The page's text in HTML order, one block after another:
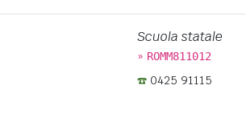
Scuola statale
» ROMM811012
0425 91115